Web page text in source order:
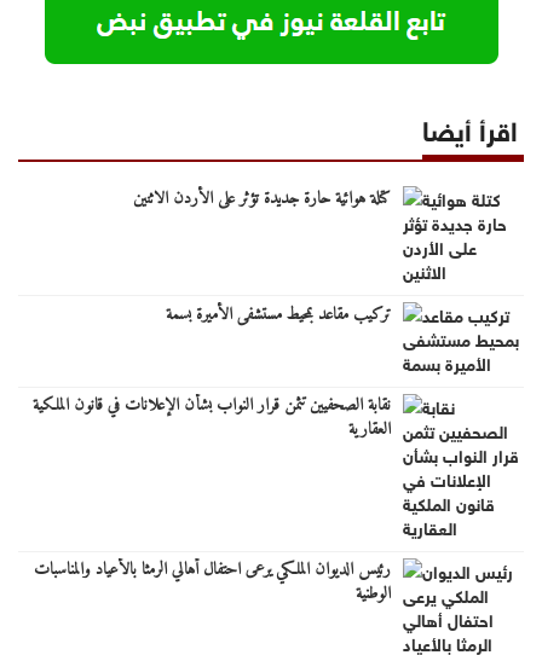
اقرأ أيضا
كتلة هوائية حارة جديدة تؤثر على الأردن الاثنين
تركيب مقاعد بمحيط مستشفى الأميرة بسمة
نقابة الصحفيين تثمن قرار النواب بشأن الإعلانات في قانون الملكية
العقارية
رئيس الديوان الملكي يرعى احتفال أهالي الرمثا بالأعياد والمناسبات
الوطنية